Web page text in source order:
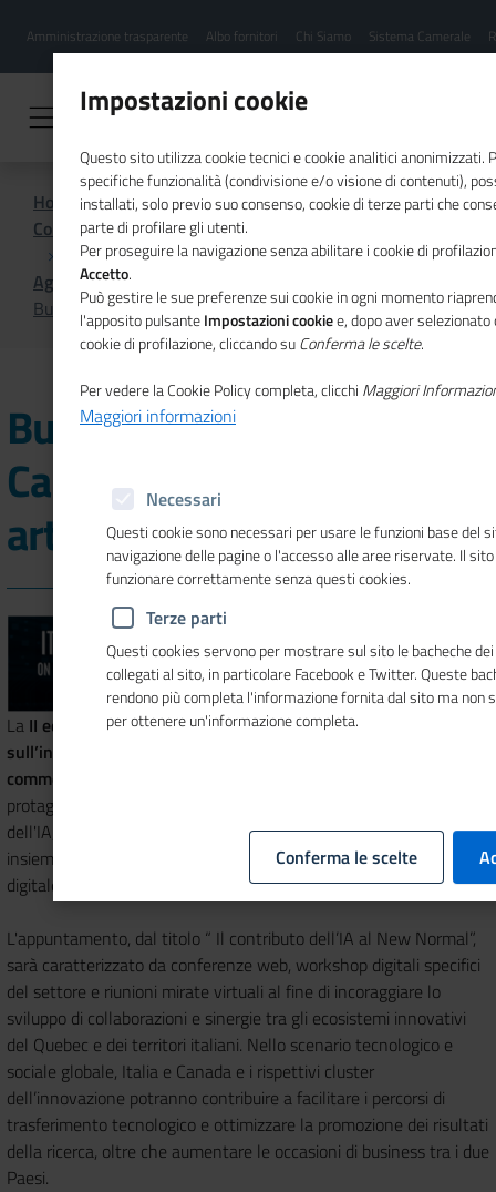
contenuto
Menu
hamburgher
Amministrazione trasparente Albo fornitori Chi Siamo Sistema Camerale
Home
Comunicazione istituzionale per il sistema camerale
Agenda
Business Forum Italia Canada sull'intelligenza artificiale
Business Forum Italia
Canada sull'intelligenza
artificiale
La II edizione del Business Forum Italia-Canada
sull’intelligenza artificiale
commercio italiana in Canada
protagonisti del settore, riunisce stakeholder canadesi e italiani
dell'IA, università, centri di ricerca, pmi, startup e grandi aziende,
insieme a relatori esperti e panelist in un evento in formato
digitale in programma dal 18 al 20 novembre.
L'appuntamento, dal titolo “ Il contributo dell’IA al New Normal”,
sarà caratterizzato da conferenze web, workshop digitali specifici
del settore e riunioni mirate virtuali al fine di incoraggiare lo
sviluppo di collaborazioni e sinergie tra gli ecosistemi innovativi
del Quebec e dei territori italiani. Nello scenario tecnologico e
sociale globale, Italia e Canada e i rispettivi cluster
dell’innovazione potranno contribuire a facilitare i percorsi di
trasferimento tecnologico e ottimizzare la promozione dei risultati
della ricerca, oltre che aumentare le occasioni di business tra i due
Paesi.
Impostazioni cookie
Questo sito utilizza cookie tecnici e cookie analitici anonimizzati.
specifiche funzionalità (condivisione e/o visione di contenuti),
installati, solo previo suo consenso, cookie di terze parti che
parte di profilare gli utenti.
Per proseguire la navigazione senza abilitare i cookie di
Accetto.
Può gestire le sue preferenze sui cookie in ogni momento
l'apposito pulsanteImpostazioni cookiee, dopo aver
cookie di profilazione, cliccando suConferma le scelte.
Per vedere la Cookie Policy completa, clicchi Maggiori
Maggiori informazioni
Necessari
Questi cookie sono necessari per usare le funzioni base del
navigazione delle pagine o l'accesso alle aree riservate. Il
funzionare correttamente senza questi cookies.
Terze parti
Questi cookies servono per mostrare sul sito le bacheche
collegati al sito, in particolare Facebook e Twitter. Queste
rendono più completa l'informazione fornita dal sito ma non
per ottenere un'informazione completa.
Conferma le scelte